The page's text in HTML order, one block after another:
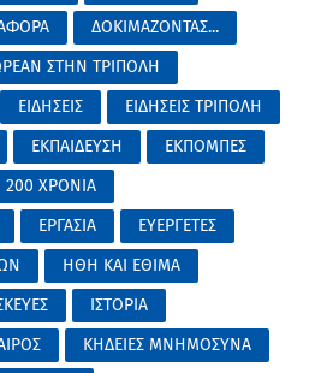
ΔΟΚΙΜΑΖΟΝΤΑΣ...
ΣΤΗΝ ΤΡΙΠΟΛΗ
ΕΙΔΗΣΕΙΣ
ΕΙΔΗΣΕΙΣ ΤΡΙΠΟΛΗ
ΕΚΠΑΙΔΕΥΣΗ
ΕΚΠΟΜΠΕΣ
200 ΧΡΟΝΙΑ
ΕΡΓΑΣΙΑ
ΕΥΕΡΓΕΤΕΣ
ΗΘΗ ΚΑΙ ΕΘΙΜΑ
ΙΣΤΟΡΙΑ
ΚΗΔΕΙΕΣ ΜΝΗΜΟΣΥΝΑ